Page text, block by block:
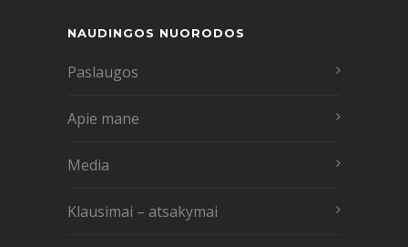
NAUDINGOS NUORODOS
Paslaugos
Apie mane
Media
Klausimai – atsakymai